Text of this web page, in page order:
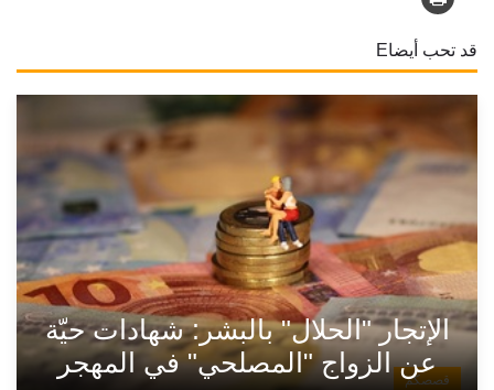
قد تحب أيضاE
قصصكم
الإتجار "الحلال" بالبشر: شهادات حيّة
عن الزواج "المصلحي" في المهجر